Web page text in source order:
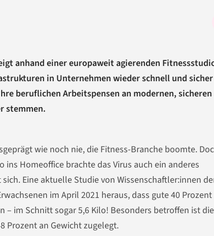
anhand einer europaweit agierenden
in Unternehmen wieder schnell und sicher
beruflichen Arbeitspensen an modernen, sicheren
stemmen.
wie noch nie, die Fitness-Branche boomte.
Homeoffice brachte das Virus auch ein anderes
Eine aktuelle Studie von Wissenschaftler:innen
im April 2021 heraus, dass gute 40
im Schnitt sogar 5,6 Kilo! Besonders betroffen ist die
Prozent an Gewicht zugelegt.